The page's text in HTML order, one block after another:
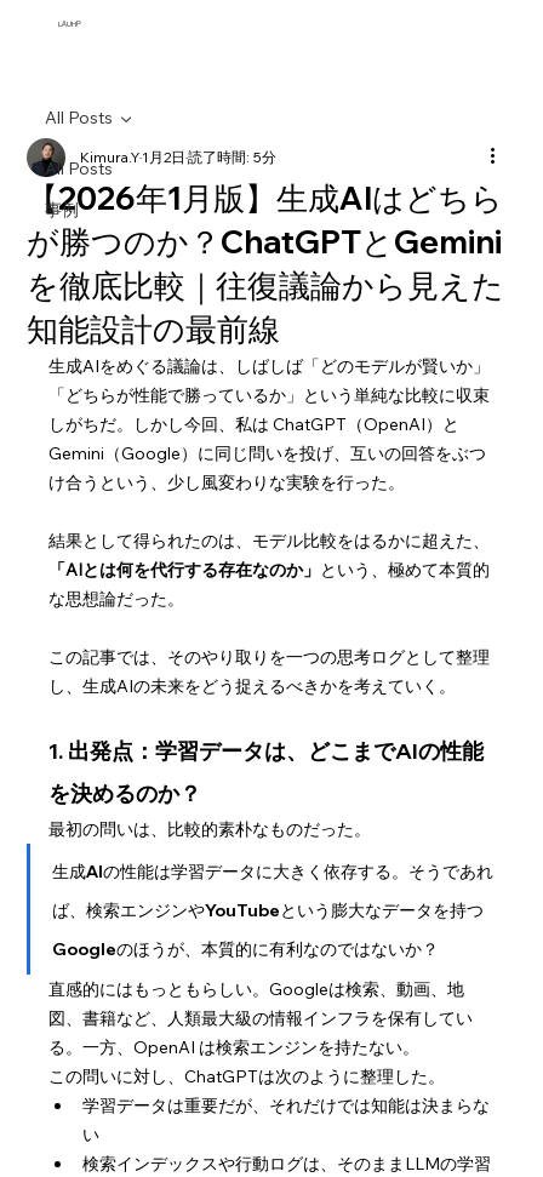
​LAUHP
All Posts
事例
All Posts
【2026年1月版】生成AIはどちら
が勝つのか？ChatGPTとGemini
を徹底比較｜往復議論から見えた
知能設計の最前線
Kimura.Y1月2日読了時間: 5分
生成AIをめぐる議論は、しばしば「どのモデルが賢いか」
「どちらが性能で勝っているか」という単純な比較に収束
しがちだ。しかし今回、私は ChatGPT（OpenAI）と
Gemini（Google）に同じ問いを投げ、互いの回答をぶつ
け合うという、少し風変わりな実験を行った。
結果として得られたのは、モデル比較をはるかに超えた、
「AIとは何を代行する存在なのか」 という、極めて本質的
な思想論だった。
この記事では、そのやり取りを一つの思考ログとして整理
し、生成AIの未来をどう捉えるべきかを考えていく。
1. 出発点：学習データは、どこまでAIの性能
を決めるのか？
最初の問いは、比較的素朴なものだった。
生成AIの性能は学習データに大きく依存する。そうであれ
ば、検索エンジンやYouTubeという膨大なデータを持つ
Googleのほうが、本質的に有利なのではないか？
直感的にはもっともらしい。Googleは検索、動画、地
図、書籍など、人類最大級の情報インフラを保有してい
る。一方、OpenAI は検索エンジンを持たない。
この問いに対し、ChatGPTは次のように整理した。
学習データは重要だが、それだけでは知能は決まらな
い
検索インデックスや行動ログは、そのままLLMの学習